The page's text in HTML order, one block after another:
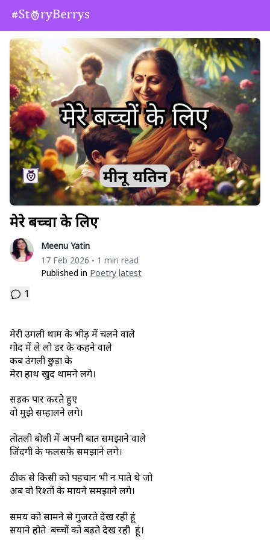
मेरे बच्चों के लिए
Meenu Yatin
17 Feb 2026 • 1 min read
Published in Poetry Latest
1
मेरी उंगली थाम के भीड़ में चलने वाले
गोद में ले लो डर के कहने वाले
कब उंगली छुड़ा के
मेरा हाथ खुद थामने लगे।
सड़क पार करते हुए
वो मुझे सम्हालने लगे।
तोतली बोली में अपनी बात समझाने वाले
जिंदगी के फलसफे समझाने लगे।
ठीक से किसी को पहचान भी न पाते थे जो
अब वो रिश्तों के मायने समझाने लगे।
समय को सामने से गुजरते देख रही हूं
सयाने होते बच्चों को बढ़ते देख रही हूं।